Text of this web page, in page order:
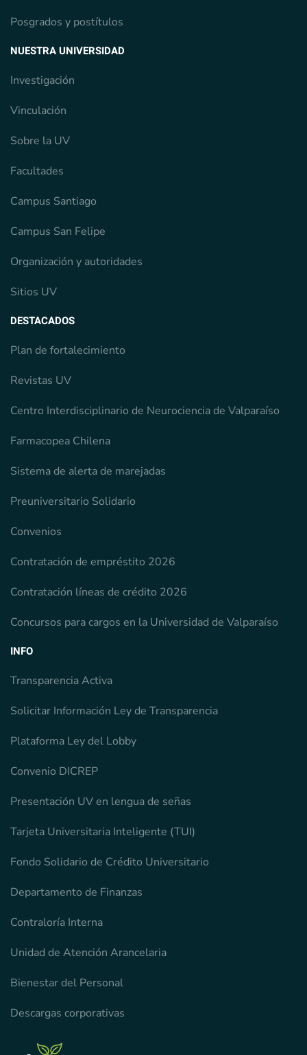
Posgrados y postítulos
NUESTRA UNIVERSIDAD
Investigación
Vinculación
Sobre la UV
Facultades
Campus Santiago
Campus San Felipe
Organización y autoridades
Sitios UV
DESTACADOS
Plan de fortalecimiento
Revistas UV
Centro Interdisciplinario de Neurociencia de Valparaíso
Farmacopea Chilena
Sistema de alerta de marejadas
Preuniversitario Solidario
Convenios
Contratación de empréstito 2026
Contratación líneas de crédito 2026
Concursos para cargos en la Universidad de Valparaíso
INFO
Transparencia Activa
Solicitar Información Ley de Transparencia
Plataforma Ley del Lobby
Convenio DICREP
Presentación UV en lengua de señas
Tarjeta Universitaria Inteligente (TUI)
Fondo Solidario de Crédito Universitario
Departamento de Finanzas
Contraloría Interna
Unidad de Atención Arancelaria
Bienestar del Personal
Descargas corporativas